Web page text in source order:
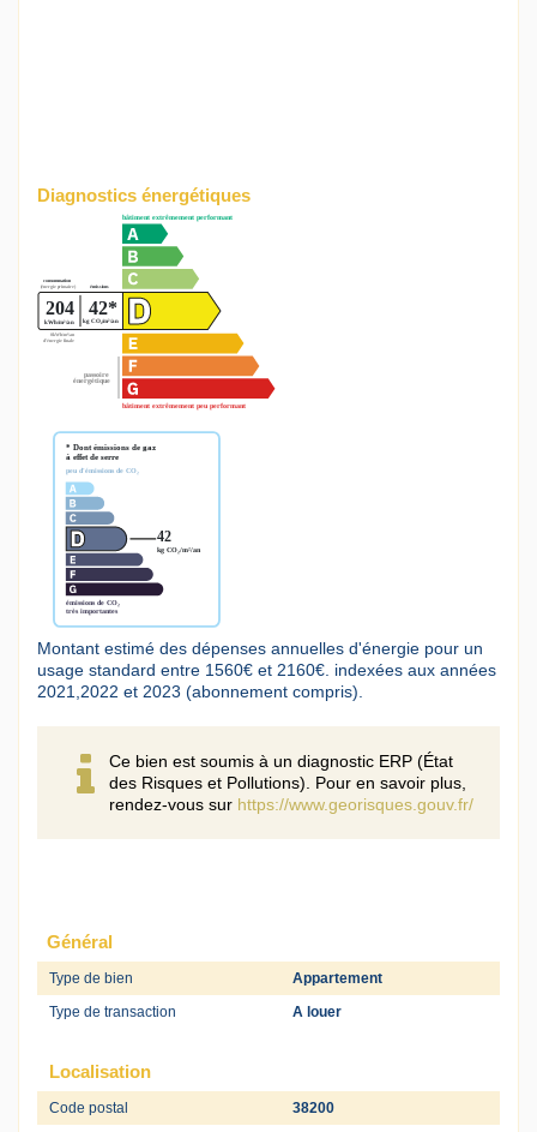
Diagnostics énergétiques
Montant estimé des dépenses annuelles d'énergie pour un
usage standard entre 1560€ et 2160€. indexées aux années
2021,2022 et 2023 (abonnement compris).
Ce bien est soumis à un diagnostic ERP (État
des Risques et Pollutions). Pour en savoir plus,
rendez-vous sur https://www.georisques.gouv.fr/
Général
Type de bien
Appartement
Type de transaction
A louer
Localisation
Code postal
38200